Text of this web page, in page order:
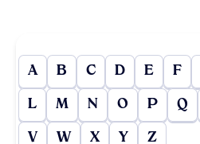
A B C D E F
L M N O P Q
V W X Y Z